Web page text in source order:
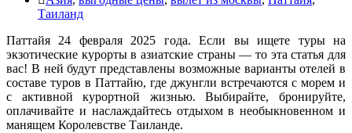
Таиланд
Паттайя 24 февраля 2025 года. Если вы ищете туры на
экзотические курорты в азиатские страны — то эта статья для
вас! В ней будут представлены возможные варианты отелей в
составе туров в Паттайю, где джунгли встречаются с морем и
с активной курортной жизнью. Выбирайте, бронируйте,
оплачивайте и наслаждайтесь отдыхом в необыкновенном и
манящем Королевстве Таиланде.